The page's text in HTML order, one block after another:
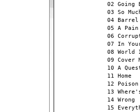
02 Going
03 So
04 Barrel
05 A
06
07 In
08 World
09 Cover
10 A
11 Home
12
13
14 Wrong
15